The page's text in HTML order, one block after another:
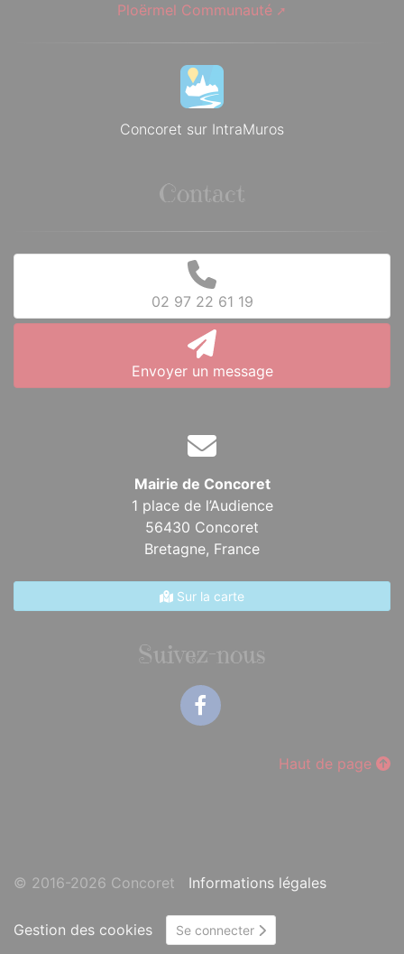
Ploërmel Communauté
Concoret sur IntraMuros
Contact
02 97 22 61 19
Envoyer un message
Mairie de Concoret
1 place de l’Audience
56430 Concoret
Bretagne, France
Sur la carte
Suivez-nous
Haut de page
© 2016-2026 Concoret Informations légales
Gestion des cookies Se connecter